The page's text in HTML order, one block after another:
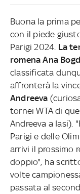
Buona la prima
con il piede
Parigi 2024. La
romena Ana
classificata
affronterà la
Andreeva
tornei WTA di
Andreeva a Iasi).
Parigi e delle
arrivi il prossimo
doppio", ha
volte
passata al